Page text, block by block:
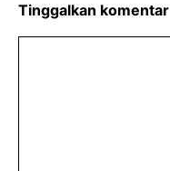
Tinggalkan komentar